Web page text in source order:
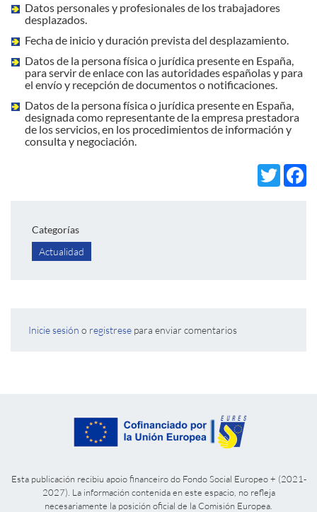
Datos personales y profesionales de los trabajadores
desplazados.
Fecha de inicio y duración prevista del desplazamiento.
Datos de la persona física o jurídica presente en España,
para servir de enlace con las autoridades españolas y para
el envío y recepción de documentos o notificaciones.
Datos de la persona física o jurídica presente en España,
designada como representante de la empresa prestadora
de los servicios, en los procedimientos de información y
consulta y negociación.
Categorías
Actualidad
Inicie sesión o registrese para enviar comentarios
Esta publicación recibiu apoio financeiro do Fondo Social Europeo + (2021-
2027). La información contenida en este espacio, no refleja
necesariamente la posición oficial de la Comisión Europea.